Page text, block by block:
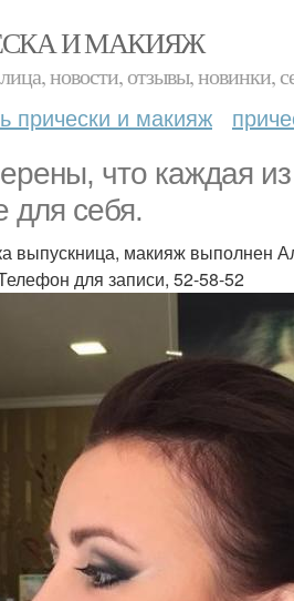
И МАКИЯЖ
новости, отзывы, новинки,
прически и макияж
что каждая
для себя.
выпускница, макияж выполнен
для записи, 52-58-52